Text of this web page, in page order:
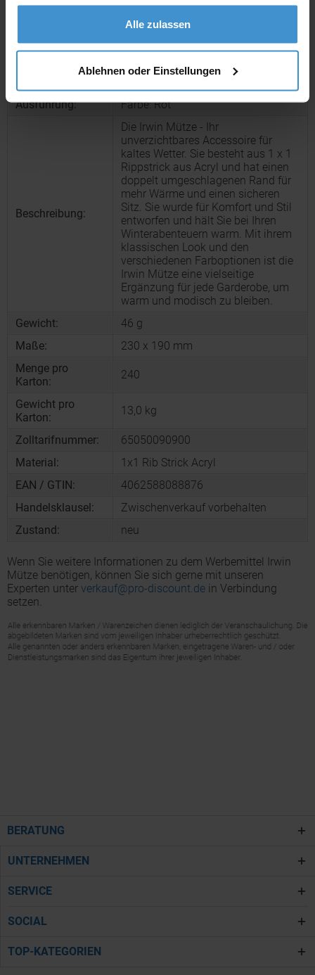
gesammelt haben.
Alle zulassen
Ablehnen oder Einstellungen
Ausführung:
Farbe: Rot
Beschreibung:
Die Irwin Mütze - Ihr
unverzichtbares Accessoire für
kaltes Wetter. Sie besteht aus 1 x 1
Rippstrick aus Acryl und hat einen
doppelt umgeschlagenen Rand für
mehr Wärme und einen sicheren
Sitz. Sie wurde für Komfort und Stil
entworfen und hält Sie bei Ihren
Winterabenteuern warm. Mit ihrem
klassischen Look und den
verschiedenen Farboptionen ist die
Irwin Mütze eine vielseitige
Ergänzung für jede Garderobe, um
warm und modisch zu bleiben.
Gewicht:
46 g
Maße:
230 x 190 mm
Menge pro
Karton:
240
Gewicht pro
Karton:
13,0 kg
Zolltarifnummer:
65050090900
Material:
1x1 Rib Strick Acryl
EAN / GTIN:
4062588088876
Handelsklausel:
Zwischenverkauf vorbehalten
Zustand:
neu
Wenn Sie weitere Informationen zu dem Werbemittel Irwin
Mütze benötigen, können Sie sich gerne mit unseren
Experten unter verkauf@pro-discount.de in Verbindung
setzen.
BERATUNG
UNTERNEHMEN
SERVICE
SOCIAL
TOP-KATEGORIEN